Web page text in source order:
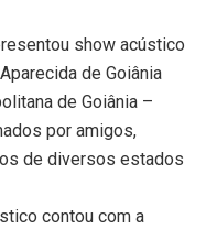
show acústico
de Goiânia
de Goiânia –
por amigos,
de diversos estados
contou com a